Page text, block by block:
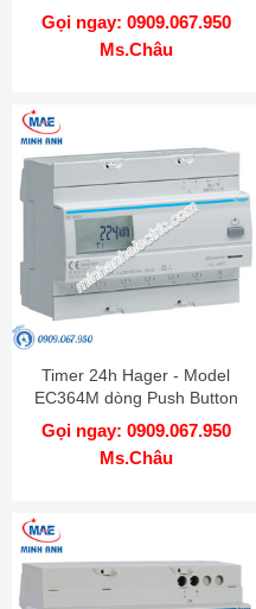
Gọi ngay: 0909.067.950
Ms.Châu
Timer 24h Hager - Model
EC364M dòng Push Button
Gọi ngay: 0909.067.950
Ms.Châu